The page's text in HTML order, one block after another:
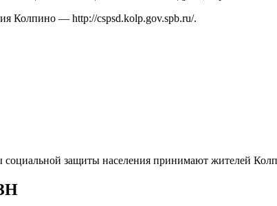
Колпино — http://cspsd.kolp.gov.spb.ru/.
социальной защиты населения принимают жителей